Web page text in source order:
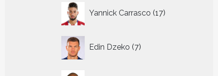
Yannick Carrasco 17
producten
Edin Dzeko 7
producten